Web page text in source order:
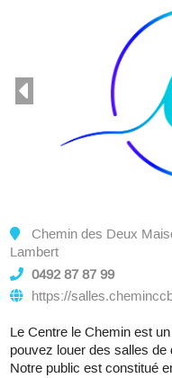
Chemin des Deux
Lambert
0492 87 87 99
https://
Le Centre le Chemin est
pouvez louer des salles
Notre public est constitué